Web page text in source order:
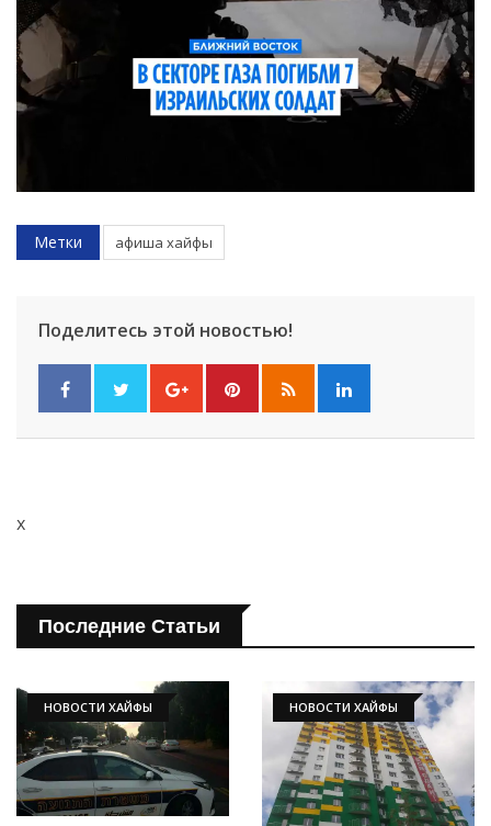
Искать
Метки афиша хайфы
Поделитесь этой новостью!
x
Последние Статьи
НОВОСТИ ХАЙФЫ НОВОСТИ ХАЙФЫ